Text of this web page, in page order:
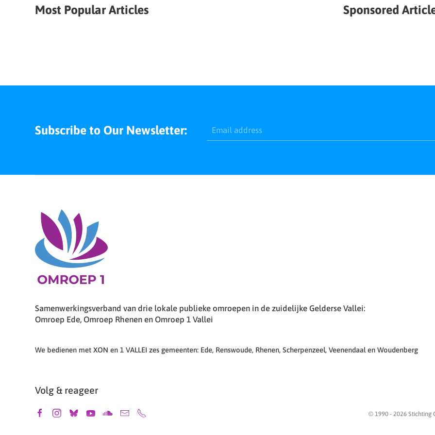
Most Popular Articles Sponsored
Subscribe to Our Newsletter:
Samenwerkingsverband van drie lokale publieke omroepen in de zuidelijke Gelderse Vallei:
Omroep Ede, Omroep Rhenen en Omroep 1 Vallei
We bedienen met XON en 1 VALLEI zes gemeenten: Ede, Renswoude, Rhenen, Scherpenzeel, Veenendaal en Woudenberg
Volg & reageer
© 1990 - 2026 Stichting